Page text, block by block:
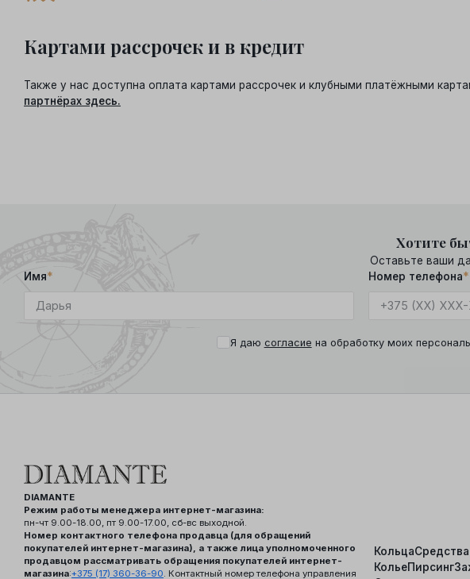
Картами рассрочек и в кредит
Также у нас доступна оплата картами рассрочек и клубными платёжными
партнёрах здесь.
Хотите
Оставьте ваши
Имя* Номер телефона*
Я даю согласие на обработку моих
DIAMANTE
Режим работы менеджера интернет-магазина:
пн-чт 9.00-18.00, пт 9.00-17.00, сб-вс выходной.
Номер контактного телефона продавца (для обращений
покупателей интернет-магазина), а также лица уполномоченного
продавцом рассматривать обращения покупателей интернет-
магазина:+375 (17) 360-36-90 . Контактный номер телефона управления
Кольца
КольеПирсинг